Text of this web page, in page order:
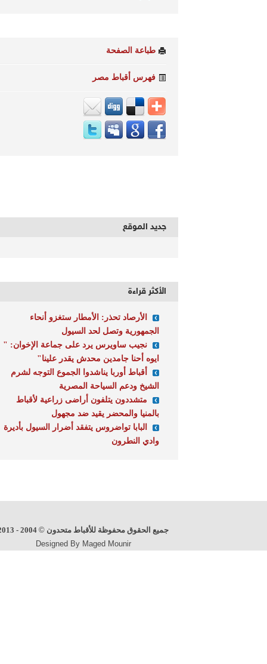
طباعة الصفحة
فهرس أقباط مصر
جديد الموقع
الأكثر قراءة
الأرصاد تحذر: الأمطار ستغزو أنحاء
الجمهورية وتصل لحد السيول
نجيب ساويرس يرد على جماعة الإخوان: "
ايوه أحنا جامدين محدش يقدر علينا"
أقباط أوربا يناشدوا الجموع التوجه لشرم
الشيخ ودعم السياحة المصرية
متشددون يتلفون أراضى زراعية لأقباط
بالمنيا والمحضر يقيد ضد مجهول
البابا تواضروس يتفقد أضرار السيول بأديرة
وادي النطرون
جميع الحقوق محفوظة للأقباط متحدون©
2004 - 2013
Designed By Maged Mounir